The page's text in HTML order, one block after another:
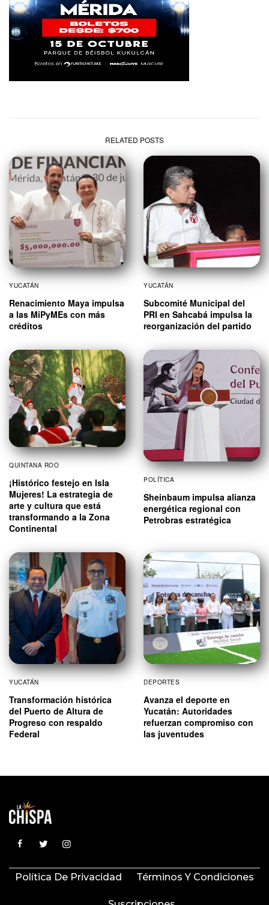
RELATED POSTS
YUCATÁN
Renacimiento Maya impulsa
a las MiPyMEs con más
créditos
YUCATÁN
Subcomité Municipal del
PRI en Sahcabá impulsa la
reorganización del partido
QUINTANA ROO
¡Histórico festejo en Isla
Mujeres! La estrategia de
arte y cultura que está
transformando a la Zona
Continental
POLÍTICA
Sheinbaum impulsa alianza
energética regional con
Petrobras estratégica
YUCATÁN
Transformación histórica
del Puerto de Altura de
Progreso con respaldo
Federal
DEPORTES
Avanza el deporte en
Yucatán: Autoridades
refuerzan compromiso con
las juventudes
Política De Privacidad Términos Y Condiciones